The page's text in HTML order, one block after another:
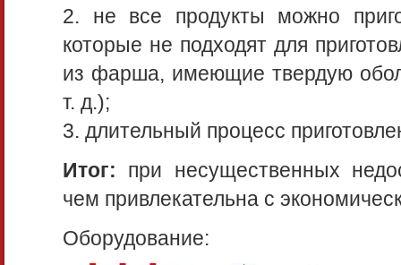
2. не все продукты можно
которые не подходят для
из фарша, имеющие твердую
т. д.);
3. длительный процесс
Итог: при несущественных
чем привлекательна с
Оборудование: